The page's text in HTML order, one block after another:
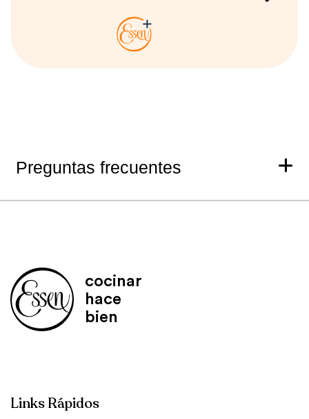
Preguntas frecuentes
cocinar
hace
bien
Links Rápidos